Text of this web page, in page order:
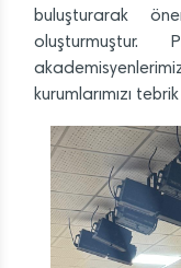
buluşturarak
kurumlarımızı